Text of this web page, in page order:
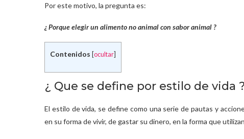
Por este motivo, la pregunta es:
¿ Porque elegir un alimento no animal con sabor animal ?
Contenidos ocultar
¿ Que se define por estilo de vida ?
El estilo de vida, se define como una serie de pautas y
en su forma de vivir, de gastar su dinero, en la forma que